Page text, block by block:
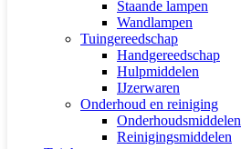
Staande lampen
Wandlampen
Tuingereedschap
Handgereedschap
Hulpmiddelen
IJzerwaren
Onderhoud en reiniging
Onderhoudsmiddelen
Reinigingsmiddelen